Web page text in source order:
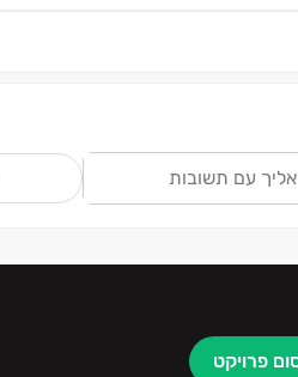
פרויקט